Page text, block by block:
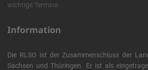
wichtige Termine
Information
Die RLSO ist der Zusammenschluss der
Sachsen und Thüringen. Er ist als